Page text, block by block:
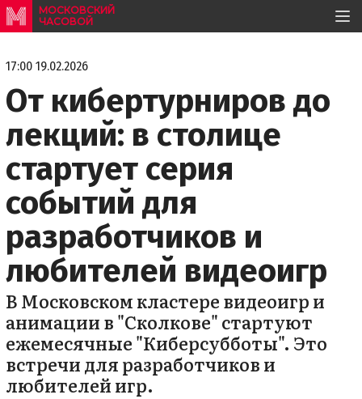
МОСКОВСКИЙ
ЧАСОВОЙ
17:00 19.02.2026
От кибертурниров до
лекций: в столице
стартует серия
событий для
разработчиков и
любителей видеоигр
В Московском кластере видеоигр и
анимации в "Сколкове" стартуют
ежемесячные "Киберсубботы". Это
встречи для разработчиков и
любителей игр.